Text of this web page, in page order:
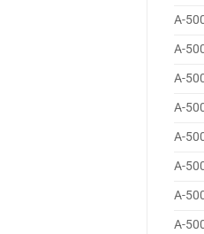
A-
A-
A-
A-
A-
A-
A-
A-